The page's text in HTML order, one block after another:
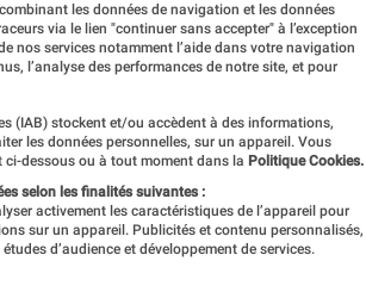
Les plus
les données de navigation et les données
via le lien "continuer sans accepter" à l’exception
nos services notamment l’aide dans votre navigation
l’analyse des performances de notre site, et pour
(IAB) stockent et/ou accèdent à des informations,
les données personnelles, sur un appareil. Vous
ci-dessous ou à tout moment dans la Politique Cookies.
selon les finalités suivantes :
activement les caractéristiques de l’appareil pour
sur un appareil. Publicités et contenu personnalisés,
d’audience et développement de services.